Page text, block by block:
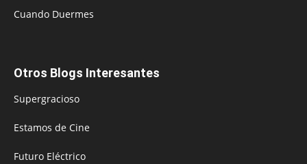
Cuando Duermes
Otros Blogs Interesantes
Supergracioso
Estamos de Cine
Futuro Eléctrico